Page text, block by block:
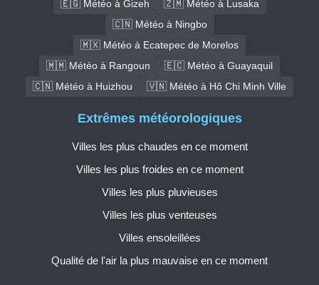
🇪🇬 Météo à Gizeh
🇿🇲 Météo à Lusaka
🇨🇳 Météo à Ningbo
🇲🇽 Météo à Ecatepec de Morelos
🇲🇲 Météo à Rangoun
🇪🇨 Météo à Guayaquil
🇨🇳 Météo à Huizhou
🇻🇳 Météo à Hô Chi Minh Ville
Extrêmes météorologiques
Villes les plus chaudes en ce moment
Villes les plus froides en ce moment
Villes les plus pluvieuses
Villes les plus venteuses
Villes ensoleillées
Qualité de l'air la plus mauvaise en ce moment